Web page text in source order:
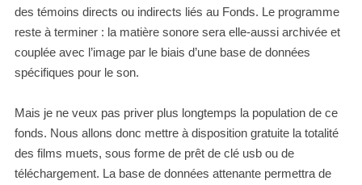
des témoins directs ou indirects liés au Fonds. Le programme
reste à terminer : la matière sonore sera elle-aussi archivée et
couplée avec l’image par le biais d’une base de données
spécifiques pour le son.
Mais je ne veux pas priver plus longtemps la population de ce
fonds. Nous allons donc mettre à disposition gratuite la totalité
des films muets, sous forme de prêt de clé usb ou de
téléchargement. La base de données attenante permettra de